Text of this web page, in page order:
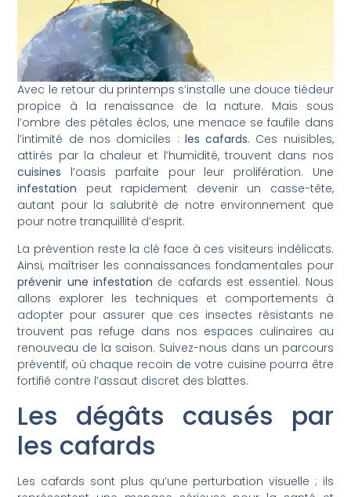
Avec le retour du printemps s’installe une douce tiédeur
propice à la renaissance de la nature. Mais sous
l’ombre des pétales éclos, une menace se faufile dans
l’intimité de nos domiciles : les cafards. Ces nuisibles,
attirés par la chaleur et l’humidité, trouvent dans nos
cuisines l’oasis parfaite pour leur prolifération. Une
infestation peut rapidement devenir un casse-tête,
autant pour la salubrité de notre environnement que
pour notre tranquillité d’esprit.
La prévention reste la clé face à ces visiteurs indélicats.
Ainsi, maîtriser les connaissances fondamentales pour
prévenir une infestation de cafards est essentiel. Nous
allons explorer les techniques et comportements à
adopter pour assurer que ces insectes résistants ne
trouvent pas refuge dans nos espaces culinaires au
renouveau de la saison. Suivez-nous dans un parcours
préventif, où chaque recoin de votre cuisine pourra être
fortifié contre l’assaut discret des blattes.
Les dégâts causés par
les cafards
Les cafards sont plus qu’une perturbation visuelle ; ils